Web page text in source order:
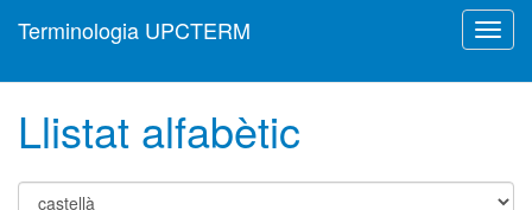
Terminologia UPCTERM
Llistat alfabètic